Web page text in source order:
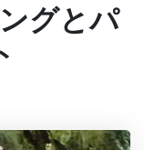
グとパ